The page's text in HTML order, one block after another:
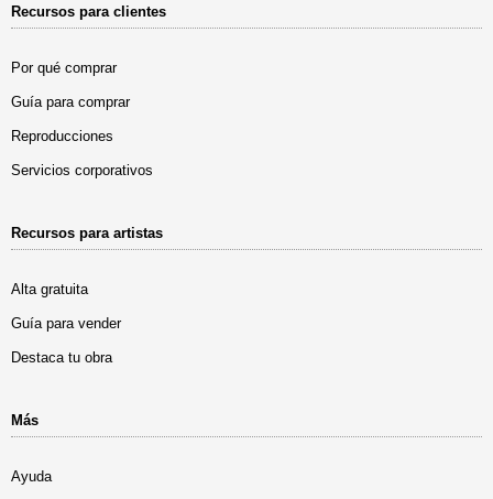
Recursos para clientes
Por qué comprar
Guía para comprar
Reproducciones
Servicios corporativos
Recursos para artistas
Alta gratuita
Guía para vender
Destaca tu obra
Más
Ayuda